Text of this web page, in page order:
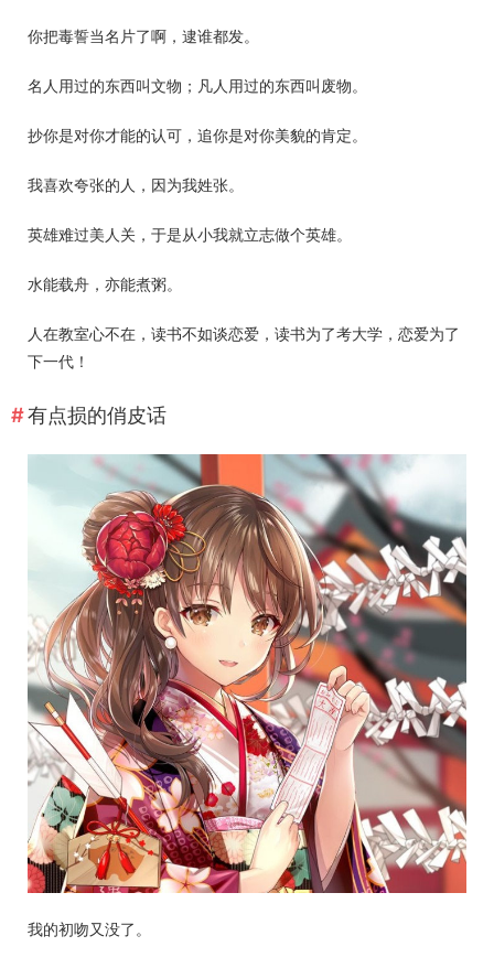
你把毒誓当名片了啊，逮谁都发。
名人用过的东西叫文物；凡人用过的东西叫废物。
抄你是对你才能的认可，追你是对你美貌的肯定。
我喜欢夸张的人，因为我姓张。
英雄难过美人关，于是从小我就立志做个英雄。
水能载舟，亦能煮粥。
人在教室心不在，读书不如谈恋爱，读书为了考大学，恋爱为了
下一代！
有点损的俏皮话
我的初吻又没了。